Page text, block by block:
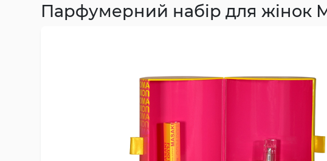
Парфумерний набір для жінок